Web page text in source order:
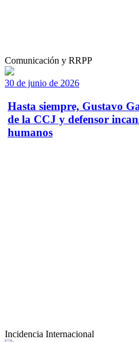
Comunicación y RRPP
30 de junio de 2026
Hasta siempre, Gustavo
de la CCJ y defensor
humanos
Incidencia Internacional